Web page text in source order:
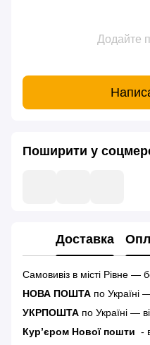
Додайте
Поширити у
Доставка
Самовивіз в місті Рівне —
НОВА ПОШТА по Україні
УКРПОШТА по Україні —
Кур’єром Нової пошти -